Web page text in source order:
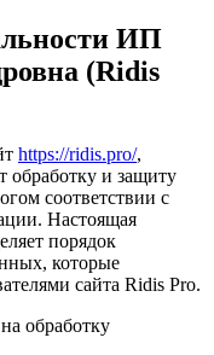
ИП
(Ridis
https://ridis.pro/,
обработку и защиту
соответствии с
Настоящая
порядок
которые
сайта Ridis Pro.
обработку